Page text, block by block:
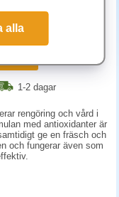
1-2 dagar
rengöring och vård i
med antioxidanter är
ge en fräsch och
och fungerar även som
alla